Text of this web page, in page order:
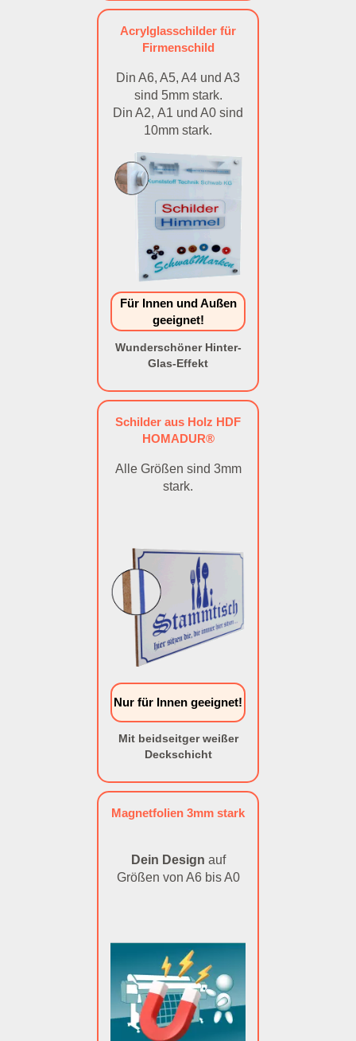
Acrylglasschilder für
Firmenschild
Din A6, A5, A4 und A3
sind 5mm stark.
Din A2, A1 und A0 sind
10mm stark.
Für Innen und Außen
geeignet!
Wunderschöner Hinter-
Glas-Effekt
Schilder aus Holz HDF
HOMADUR®
Alle Größen sind 3mm
stark.
Nur für Innen geeignet!
Mit beidseitger weißer
Deckschicht
Magnetfolien 3mm stark
Dein Design auf
Größen von A6 bis A0